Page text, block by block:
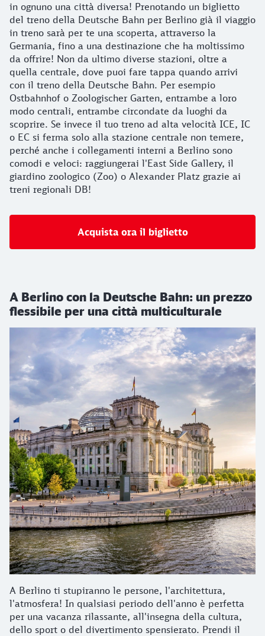
in ognuno una città diversa! Prenotando un biglietto
del treno della Deutsche Bahn per Berlino già il viaggio
in treno sarà per te una scoperta, attraverso la
Germania, fino a una destinazione che ha moltissimo
da offrire! Non da ultimo diverse stazioni, oltre a
quella centrale, dove puoi fare tappa quando arrivi
con il treno della Deutsche Bahn. Per esempio
Ostbahnhof o Zoologischer Garten, entrambe a loro
modo centrali, entrambe circondate da luoghi da
scoprire. Se invece il tuo treno ad alta velocità ICE, IC
o EC si ferma solo alla stazione centrale non temere,
perché anche i collegamenti interni a Berlino sono
comodi e veloci: raggiungerai l'East Side Gallery, il
giardino zoologico (Zoo) o Alexander Platz grazie ai
treni regionali DB!
Acquista ora il biglietto
A Berlino con la Deutsche Bahn: un prezzo
flessibile per una città multiculturale
A Berlino ti stupiranno le persone, l'architettura,
l'atmosfera! In qualsiasi periodo dell'anno è perfetta
per una vacanza rilassante, all'insegna della cultura,
dello sport o del divertimento spensierato. Prendi il